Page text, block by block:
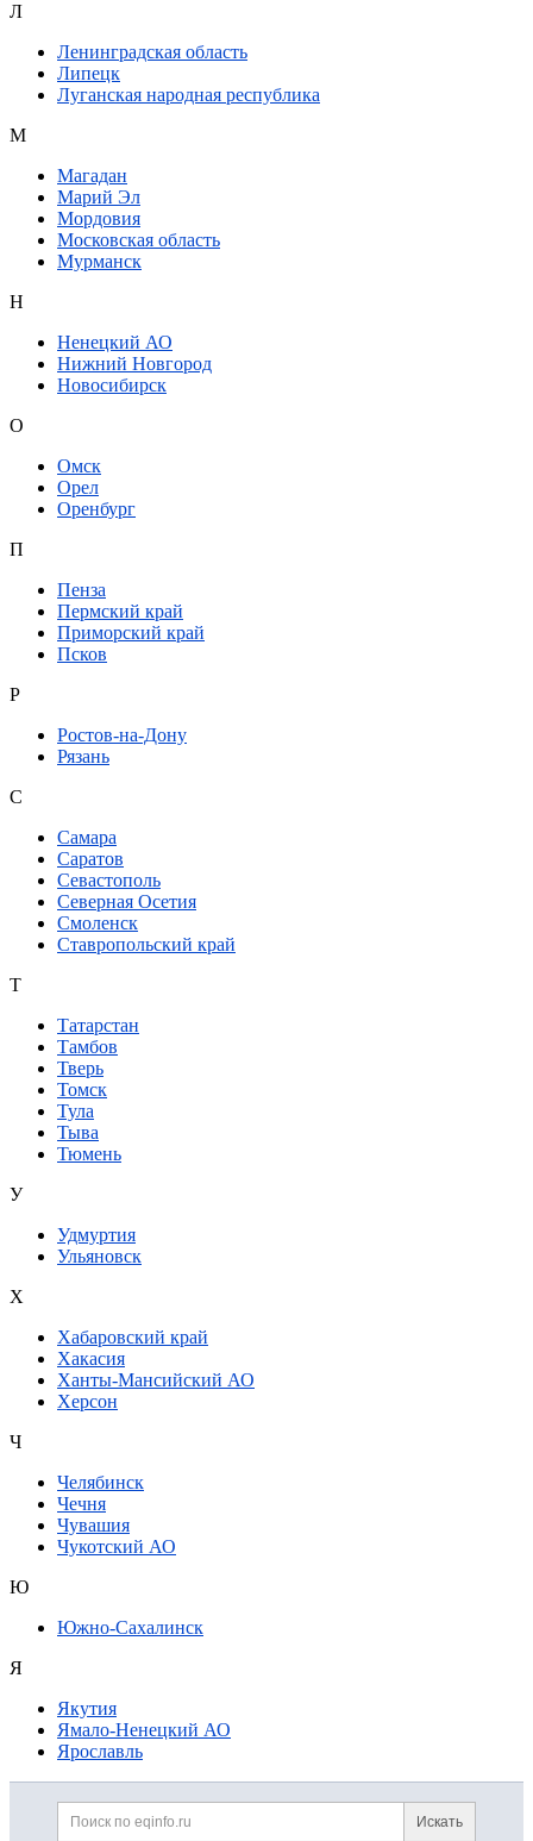
Л
Ленинградская область
Липецк
Луганская народная республика
М
Магадан
Марий Эл
Мордовия
Московская область
Мурманск
Н
Ненецкий АО
Нижний Новгород
Новосибирск
О
Омск
Орел
Оренбург
П
Пенза
Пермский край
Приморский край
Псков
Р
Ростов-на-Дону
Рязань
С
Самара
Саратов
Севастополь
Северная Осетия
Смоленск
Ставропольский край
Т
Татарстан
Тамбов
Тверь
Томск
Тула
Тыва
Тюмень
У
Удмуртия
Ульяновск
Х
Хабаровский край
Хакасия
Ханты-Мансийский АО
Херсон
Ч
Челябинск
Чечня
Чувашия
Чукотский АО
Ю
Южно-Сахалинск
Я
Якутия
Ямало-Ненецкий АО
Ярославль
Дополнительная информация
Поиск по сайту и
Искать